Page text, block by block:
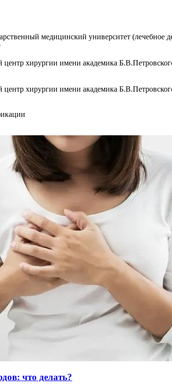
медицинский университет (лечебное
хирургии имени академика
хирургии имени академика
что делать?